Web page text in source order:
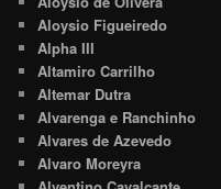
Aloysio Figueiredo
Alpha III
Altamiro Carrilho
Altemar Dutra
Alvarenga e Ranchinho
Alvares de Azevedo
Alvaro Moreyra